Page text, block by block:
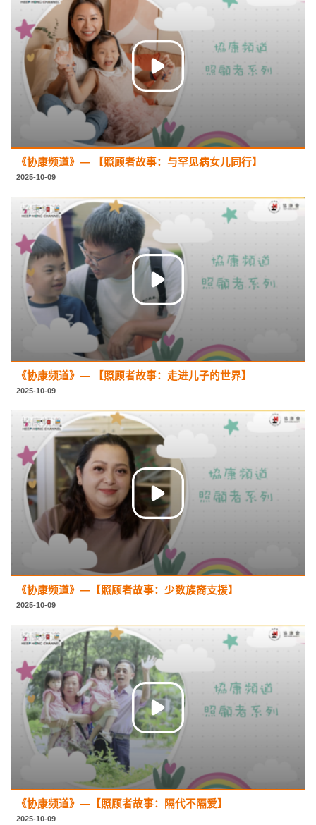
《协康频道》— 【照顾者故事：与罕见病女儿同行】
2025-10-09
《协康频道》— 【照顾者故事：走进儿子的世界】
2025-10-09
《协康频道》—【照顾者故事：少数族裔支援】
2025-10-09
《协康频道》—【照顾者故事：隔代不隔爱】
2025-10-09